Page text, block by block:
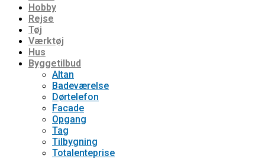
Hobby
Rejse
Tøj
Værktøj
Hus
Byggetilbud
Altan
Badeværelse
Dørtelefon
Facade
Opgang
Tag
Tilbygning
Totalenteprise